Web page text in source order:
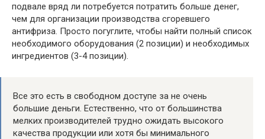
подвале вряд ли потребуется потратить больше денег,
чем для организации производства сгоревшего
антифриза. Просто погуглите, чтобы найти полный список
необходимого оборудования (2 позиции) и необходимых
ингредиентов (3-4 позиции).
Все это есть в свободном доступе за не очень
большие деньги. Естественно, что от большинства
мелких производителей трудно ожидать высокого
качества продукции или хотя бы минимального